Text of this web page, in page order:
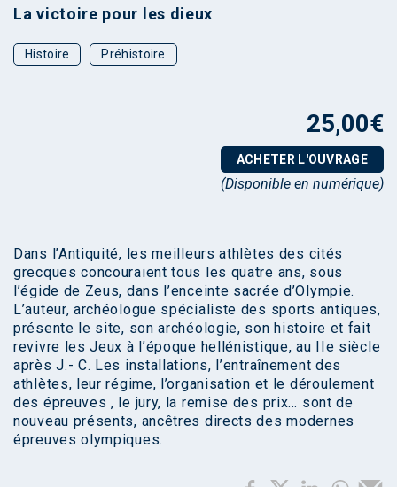
La victoire pour les dieux
Histoire Préhistoire
25,00€
ACHETER L'OUVRAGE
(Disponible en numérique)
Dans l’Antiquité, les meilleurs athlètes des cités
grecques concouraient tous les quatre ans, sous
l’égide de Zeus, dans l’enceinte sacrée d’Olympie.
L’auteur, archéologue spécialiste des sports antiques,
présente le site, son archéologie, son histoire et fait
revivre les Jeux à l’époque hellénistique, au IIe siècle
après J.- C. Les installations, l’entraînement des
athlètes, leur régime, l’organisation et le déroulement
des épreuves , le jury, la remise des prix… sont de
nouveau présents, ancêtres directs des modernes
épreuves olympiques.